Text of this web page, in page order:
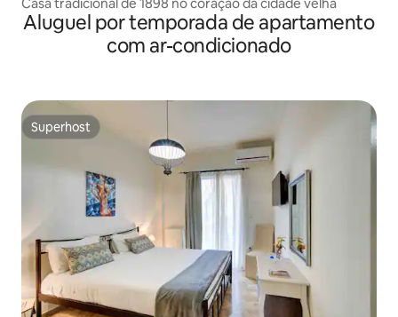
Aluguel por temporada de apartamento
com ar-condicionado
Superhost
Superhost